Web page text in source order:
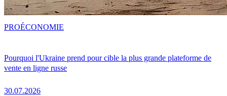
Pourquoi l'Ukraine prend pour cible la plus grande plateforme de
vente en ligne russe
30.07.2026
PROÉCONOMIE